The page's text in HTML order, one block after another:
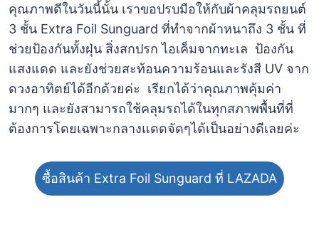
คุณภาพดีในวันนี้นั้น เราขอปรบมือให้กับผ้าคลุมรถยนต์
3 ชั้น Extra Foil Sunguard ที่ทำจากผ้าหนาถึง 3 ชั้น ที่
ช่วยป้องกันทั้งฝุ่น สิ่งสกปรก ไอเค็มจากทะเล ป้องกัน
แสงแดด และยังช่วยสะท้อนความร้อนและรังสี UV จาก
ดวงอาทิตย์ได้อีกด้วยค่ะ เรียกได้ว่าคุณภาพคุ้มค่า
มากๆ และยังสามารถใช้คลุมรถได้ในทุกสภาพพื้นที่ที่
ต้องการโดยเฉพาะกลางแดดจัดๆได้เป็นอย่างดีเลยค่ะ
ซื้อสินค้า Extra Foil Sunguard ที่ LAZADA